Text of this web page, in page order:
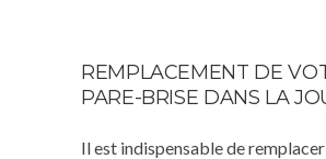
REMPLACEMENT DE
PARE-BRISE DANS LA
Il est indispensable de